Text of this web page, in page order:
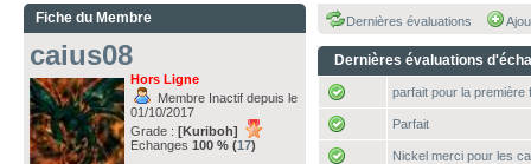
Fiche du Membre
caius08
Hors Ligne
Membre Inactif depuis le
01/10/2017
Grade : [Kuriboh]
Echanges 100 % (17)
Dernières évaluations
Dernières évaluations
parfait pour la première
Parfait
Nickel merci pour les